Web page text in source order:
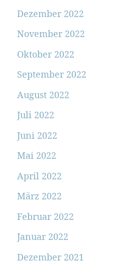
Dezember 2022
November 2022
Oktober 2022
September 2022
August 2022
Juli 2022
Juni 2022
Mai 2022
April 2022
März 2022
Februar 2022
Januar 2022
Dezember 2021